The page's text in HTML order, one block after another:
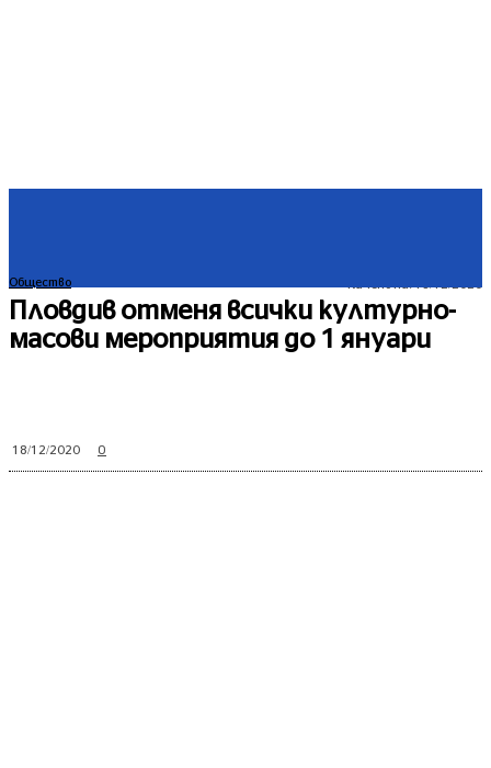
Общество
Пловдив отменя всички културно-
масови мероприятия до 1 януари
18/12/2020 0